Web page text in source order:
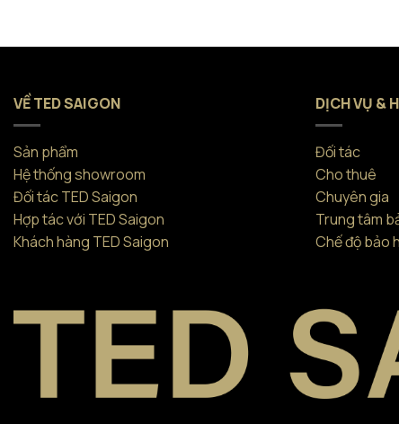
VỀ TED SAIGON
Sản phẩm
Hệ thống showroom
Đối tác TED Saigon
Hợp tác với TED Saigon
Khách hàng TED Saigon
DỊCH VỤ &
Đối tác
Cho thuê
Chuyên gia
Trung tâm
Chế độ bảo